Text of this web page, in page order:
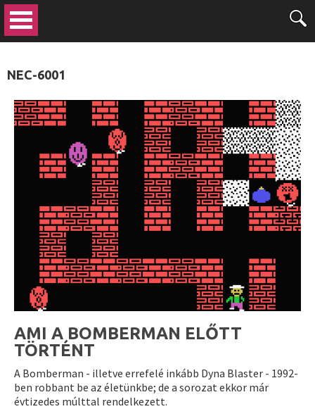
NEC-6001
AMI A BOMBERMAN ELŐTT
TÖRTÉNT
A Bomberman - illetve errefelé inkább Dyna Blaster - 1992-
ben robbant be az életünkbe; de a sorozat ekkor már
évtizedes múlttal rendelkezett.